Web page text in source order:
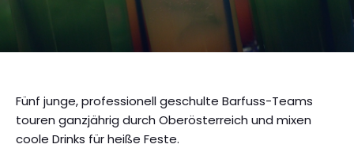
Fünf junge, professionell geschulte Barfuss-Teams
touren ganzjährig durch Oberösterreich und mixen
coole Drinks für heiße Feste.